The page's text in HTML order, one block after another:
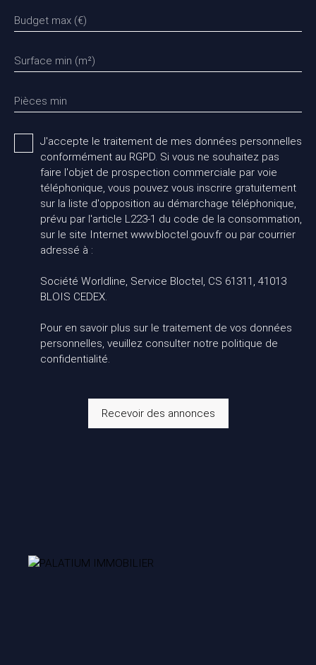
Budget max (€)
Surface min (m²)
Pièces min
J'accepte le traitement de mes données personnelles
conformément au RGPD. Si vous ne souhaitez pas
faire l'objet de prospection commerciale par voie
téléphonique, vous pouvez vous inscrire gratuitement
sur la liste d'opposition au démarchage téléphonique,
prévu par l'article L223-1 du code de la consommation,
sur le site Internet www.bloctel.gouv.fr ou par courrier
adressé à :
Société Worldline, Service Bloctel, CS 61311, 41013
BLOIS CEDEX.
Pour en savoir plus sur le traitement de vos données
personnelles, veuillez consulter notre politique de
confidentialité.
Recevoir des annonces